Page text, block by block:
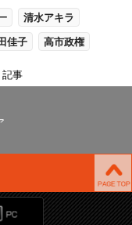
清水アキラ
佳子 高市政権
記事